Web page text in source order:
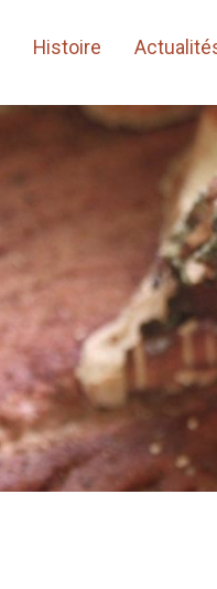
Histoire